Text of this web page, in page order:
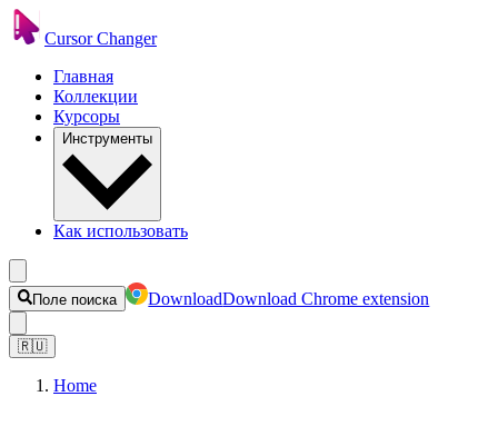
Cursor Changer
Главная
Коллекции
Курсоры
Инструменты
Как использовать
Поле поиска DownloadDownload Chrome extension
🇷🇺
Home